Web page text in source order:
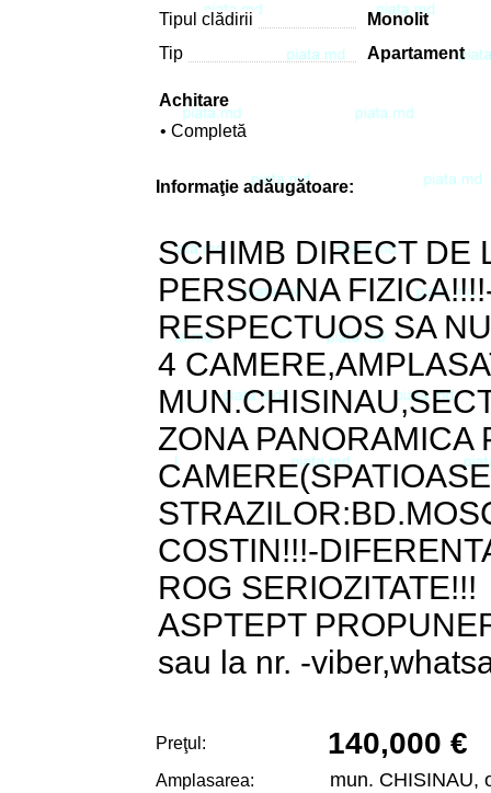
Tipul clădirii
Monolit
Tip
Apartament
Achitare
• Completă
Informaţie adăugătoare:
SCHIMB DIRECT DE
PERSOANA
RESPECTUOS SA
4
ZONA PANORAMICA
COSTIN!!!-
ROG SERIOZITATE!!!
ASPTEPT
sau la nr. -
Preţul: 140,000 €
Amplasarea: mun. CHISINAU,